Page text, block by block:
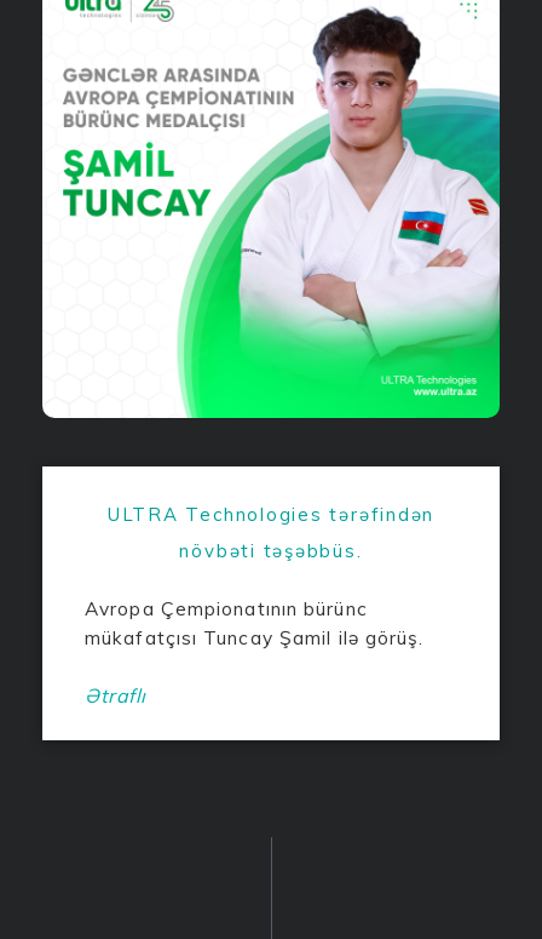
ULTRA Technologies tərəfindən
növbəti təşəbbüs.
Avropa Çempionatının bürünc
mükafatçısı Tuncay Şamil ilə görüş.
Ətraflı